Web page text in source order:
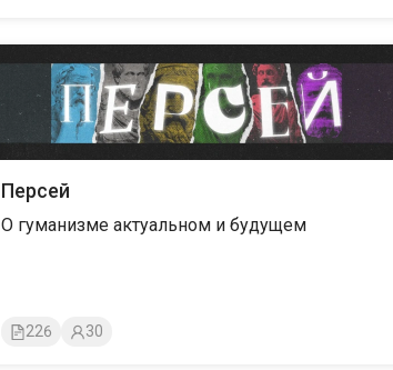
Персей
О гуманизме актуальном и будущем
226 30